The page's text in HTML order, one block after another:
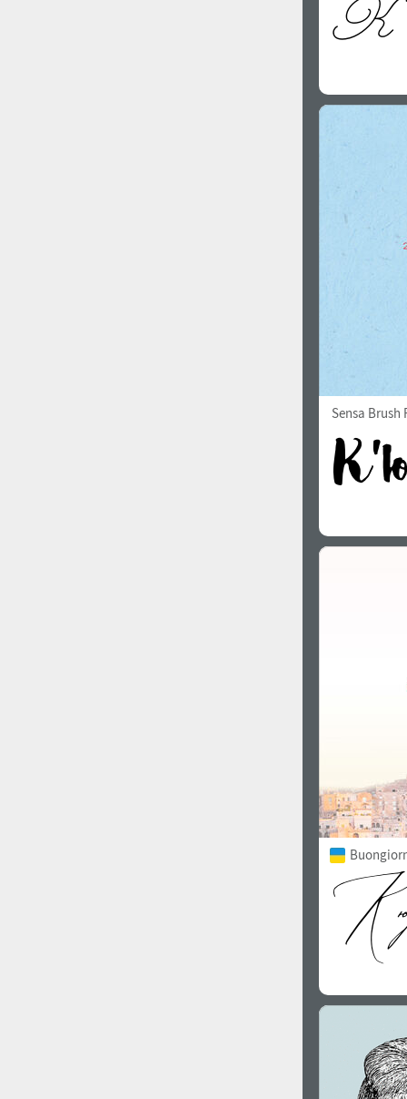
Sensa Brush